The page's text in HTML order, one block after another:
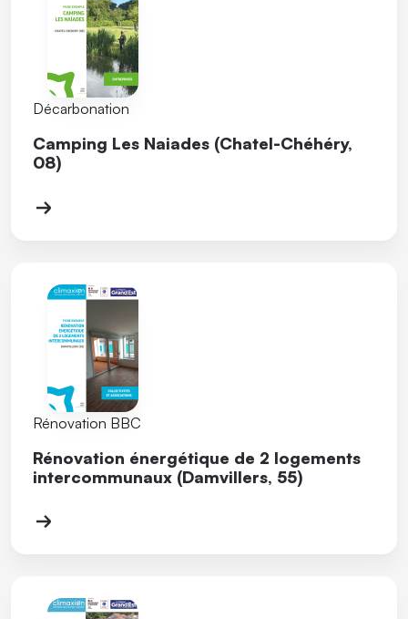
Décarbonation
Camping Les Naiades (Chatel-Chéhéry,
08)
Rénovation BBC
Rénovation énergétique de 2 logements
intercommunaux (Damvillers, 55)